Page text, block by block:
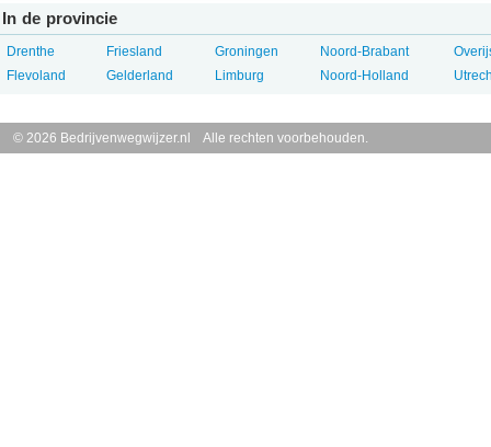
In de provincie
Drenthe
Flevoland
Friesland
Gelderland
Groningen
Limburg
Noord-Brabant
Noord-Holland
© 2026 Bedrijvenwegwijzer.nl Alle rechten voorbehouden.